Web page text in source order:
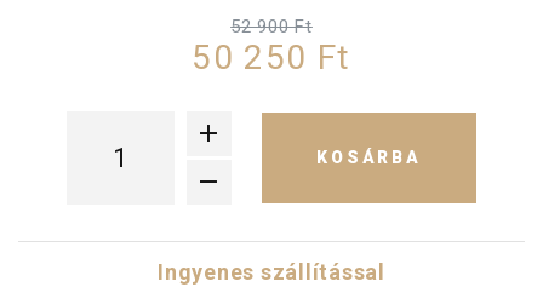
52 900 Ft
50 250 Ft
KOSÁRBA
Ingyenes szállítással